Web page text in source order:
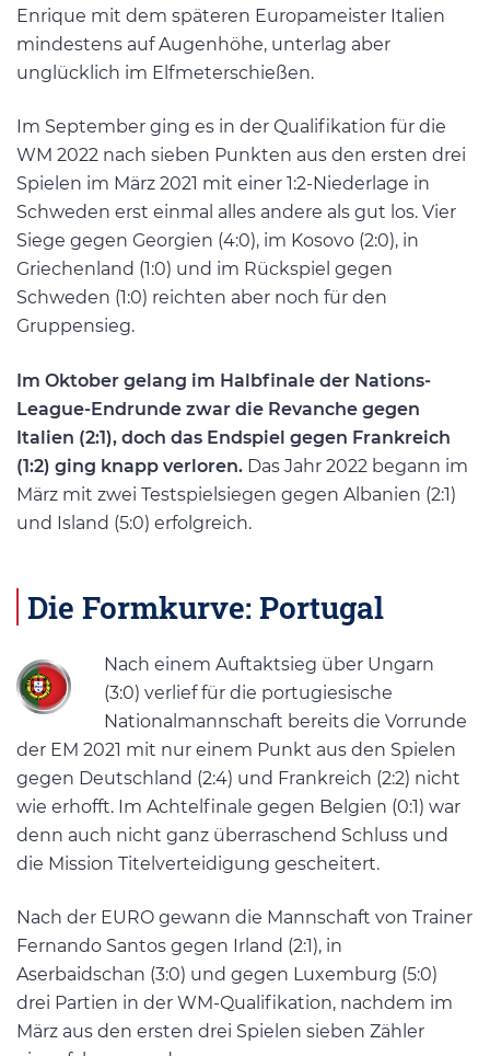
Enrique mit dem späteren Europameister Italien
mindestens auf Augenhöhe, unterlag aber
unglücklich im Elfmeterschießen.
Im September ging es in der Qualifikation für die
WM 2022 nach sieben Punkten aus den ersten drei
Spielen im März 2021 mit einer 1:2-Niederlage in
Schweden erst einmal alles andere als gut los. Vier
Siege gegen Georgien (4:0), im Kosovo (2:0), in
Griechenland (1:0) und im Rückspiel gegen
Schweden (1:0) reichten aber noch für den
Gruppensieg.
Im Oktober gelang im Halbfinale der Nations-
League-Endrunde zwar die Revanche gegen
Italien (2:1), doch das Endspiel gegen Frankreich
(1:2) ging knapp verloren. Das Jahr 2022 begann im
März mit zwei Testspielsiegen gegen Albanien (2:1)
und Island (5:0) erfolgreich.
Die Formkurve: Portugal
Nach einem Auftaktsieg über Ungarn
(3:0) verlief für die portugiesische
Nationalmannschaft bereits die Vorrunde
der EM 2021 mit nur einem Punkt aus den Spielen
gegen Deutschland (2:4) und Frankreich (2:2) nicht
wie erhofft. Im Achtelfinale gegen Belgien (0:1) war
denn auch nicht ganz überraschend Schluss und
die Mission Titelverteidigung gescheitert.
Nach der EURO gewann die Mannschaft von Trainer
Fernando Santos gegen Irland (2:1), in
Aserbaidschan (3:0) und gegen Luxemburg (5:0)
drei Partien in der WM-Qualifikation, nachdem im
März aus den ersten drei Spielen sieben Zähler